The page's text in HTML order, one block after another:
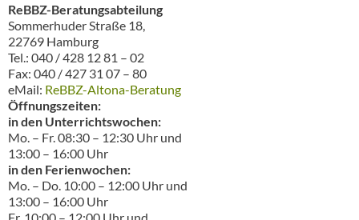
ReBBZ-Beratungsabteilung
Sommerhuder Straße 18,
22769 Hamburg
Tel.: 040 / 428 12 81 – 02
Fax: 040 / 427 31 07 – 80
eMail: ReBBZ-Altona-Beratung
Öffnungszeiten:
in den Unterrichtswochen:
Mo. – Fr. 08:30 – 12:30 Uhr und
13:00 – 16:00 Uhr
in den Ferienwochen:
Mo. – Do. 10:00 – 12:00 Uhr und
13:00 – 16:00 Uhr
Fr. 10:00 – 12:00 Uhr und